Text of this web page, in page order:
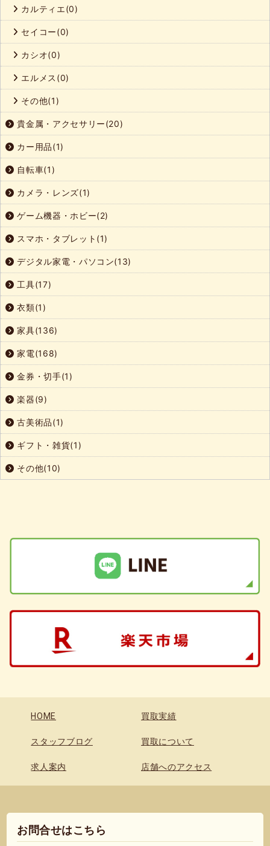
カルティエ(0)
セイコー(0)
カシオ(0)
エルメス(0)
その他(1)
貴金属・アクセサリー(20)
カー用品(1)
自転車(1)
カメラ・レンズ(1)
ゲーム機器・ホビー(2)
スマホ・タブレット(1)
デジタル家電・パソコン(13)
工具(17)
衣類(1)
家具(136)
家電(168)
金券・切手(1)
楽器(9)
古美術品(1)
ギフト・雑貨(1)
その他(10)
HOME 買取実績
スタッフブログ 買取について
求人案内 店舗へのアクセス
お問合せはこちら